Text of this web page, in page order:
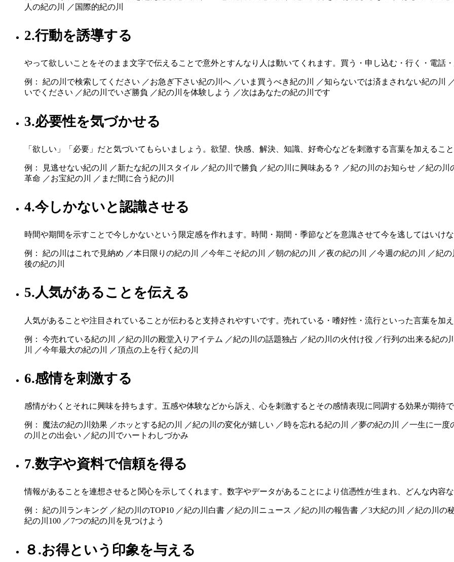
人の紀の川 ／国際的紀の川
2.行動を誘導する
やって欲しいことをそのまま文字で伝えることで意外とすんなり人は動いてくれます。買う・申し込む・行く・電話
例： 紀の川で検索してください ／お急ぎ下さい紀の川へ ／いま買うべき紀の川 ／知らないでは済まされない紀の川
いでください ／紀の川でいざ勝負 ／紀の川を体験しよう ／次はあなたの紀の川です
3.必要性を気づかせる
「欲しい」「必要」だと気づいてもらいましょう。欲望、快感、解決、知識、好奇心などを刺激する言葉を加えるこ
例： 見逃せない紀の川 ／新たな紀の川スタイル ／紀の川で勝負 ／紀の川に興味ある？ ／紀の川のお知らせ ／紀の
革命 ／お宝紀の川 ／まだ間に合う紀の川
4.今しかないと認識させる
時間や期間を示すことで今しかないという限定感を作れます。時間・期間・季節などを意識させて今を逃してはいけ
例： 紀の川はこれで見納め ／本日限りの紀の川 ／今年こそ紀の川 ／朝の紀の川 ／夜の紀の川 ／今週の紀の川 ／紀
後の紀の川
5.人気があることを伝える
人気があることや注目されていることが伝わると支持されやすいです。売れている・嗜好性・流行といった言葉を加
例： 今売れている紀の川 ／紀の川の殿堂入りアイテム ／紀の川の話題独占 ／紀の川の火付け役 ／行列の出来る紀
川 ／今年最大の紀の川 ／頂点の上を行く紀の川
6.感情を刺激する
感情がわくとそれに興味を持ちます。五感や体験などから訴え、心を刺激するとその感情表現に同調する効果が期待で
例： 魔法の紀の川効果 ／ホッとする紀の川 ／紀の川の変化が嬉しい ／時を忘れる紀の川 ／夢の紀の川 ／一生に一
の川との出会い ／紀の川でハートわしづかみ
7.数字や資料で信頼を得る
情報があることを連想させると関心を示してくれます。数字やデータがあることにより信憑性が生まれ、どんな内容
例： 紀の川ランキング ／紀の川のTOP10 ／紀の川白書 ／紀の川ニュース ／紀の川の報告書 ／3大紀の川 ／紀の川
紀の川100 ／7つの紀の川を見つけよう
８.お得という印象を与える